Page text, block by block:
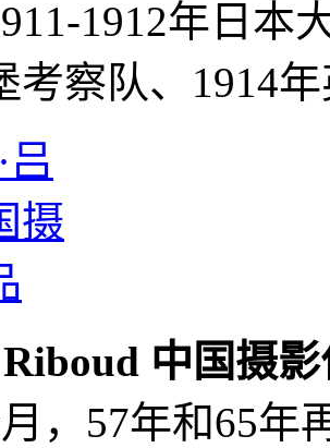
1912年日本
考察队、1914
中国摄
，57年和65年